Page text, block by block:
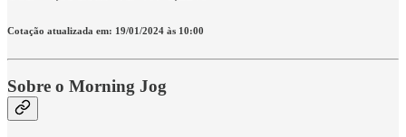
Cotação atualizada em: 19/01/2024 às 10:00
Sobre o Morning Jog